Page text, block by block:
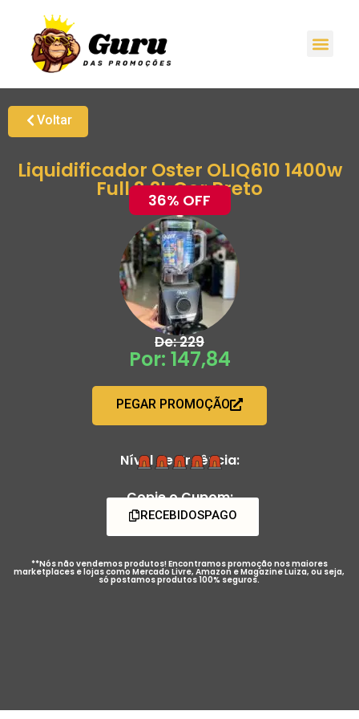
Voltar
Liquidificador Oster OLIQ610 1400w
Full 3,2L Cor Preto
36% OFF
De: 229
Por: 147,84
PEGAR PROMOÇÃO
Nível de Urgência:
Copie o Cupom:
RECEBIDOSPAGO
**Nós não vendemos produtos! Encontramos promoção nos maiores
marketplaces e lojas como Mercado Livre, Amazon e Magazine Luiza, ou seja,
só postamos produtos 100% seguros.